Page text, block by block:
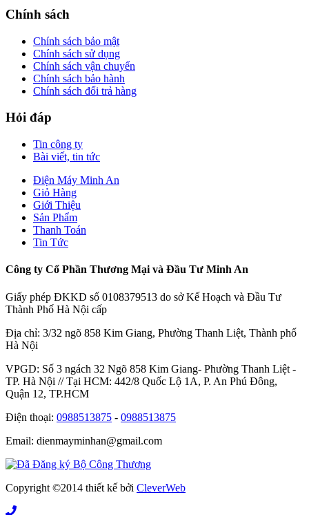
Chính sách
Chính sách bảo mật
Chính sách sử dụng
Chính sách vận chuyển
Chính sách bảo hành
Chính sách đổi trả hàng
Hỏi đáp
Tin công ty
Bài viết, tin tức
Điện Máy Minh An
Giỏ Hàng
Giới Thiệu
Sản Phẩm
Thanh Toán
Tin Tức
Công ty Cổ Phần Thương Mại và Đầu Tư Minh An
Giấy phép ĐKKD số 0108379513 do sở Kế Hoạch và Đầu Tư
Thành Phố Hà Nội cấp
Địa chỉ: 3/32 ngõ 858 Kim Giang, Phường Thanh Liệt, Thành phố
Hà Nội
VPGD: Số 3 ngách 32 Ngõ 858 Kim Giang- Phường Thanh Liệt -
TP. Hà Nội // Tại HCM: 442/8 Quốc Lộ 1A, P. An Phú Đông,
Quận 12, TP.HCM
Điện thoại: 0988513875 - 0988513875
Email: dienmayminhan@gmail.com
Copyright ©2014 thiết kế bởi CleverWeb